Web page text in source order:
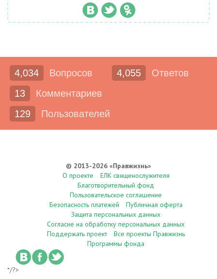
4,034 Вопросов 4,055
Ответов
13
Комментариев
129
Пользователей
© 2013-2026 «Правжизнь»
О проекте
ЕЛК священослужителя
Благотворительный фонд
Пользовательское соглашение
Безопасность платежей
Публичная оферта
Защита персональных данных
Согласие на обработку персональных данных
Поддержать проект
Все проекты Правжизнь
Программы фонда
*/?>